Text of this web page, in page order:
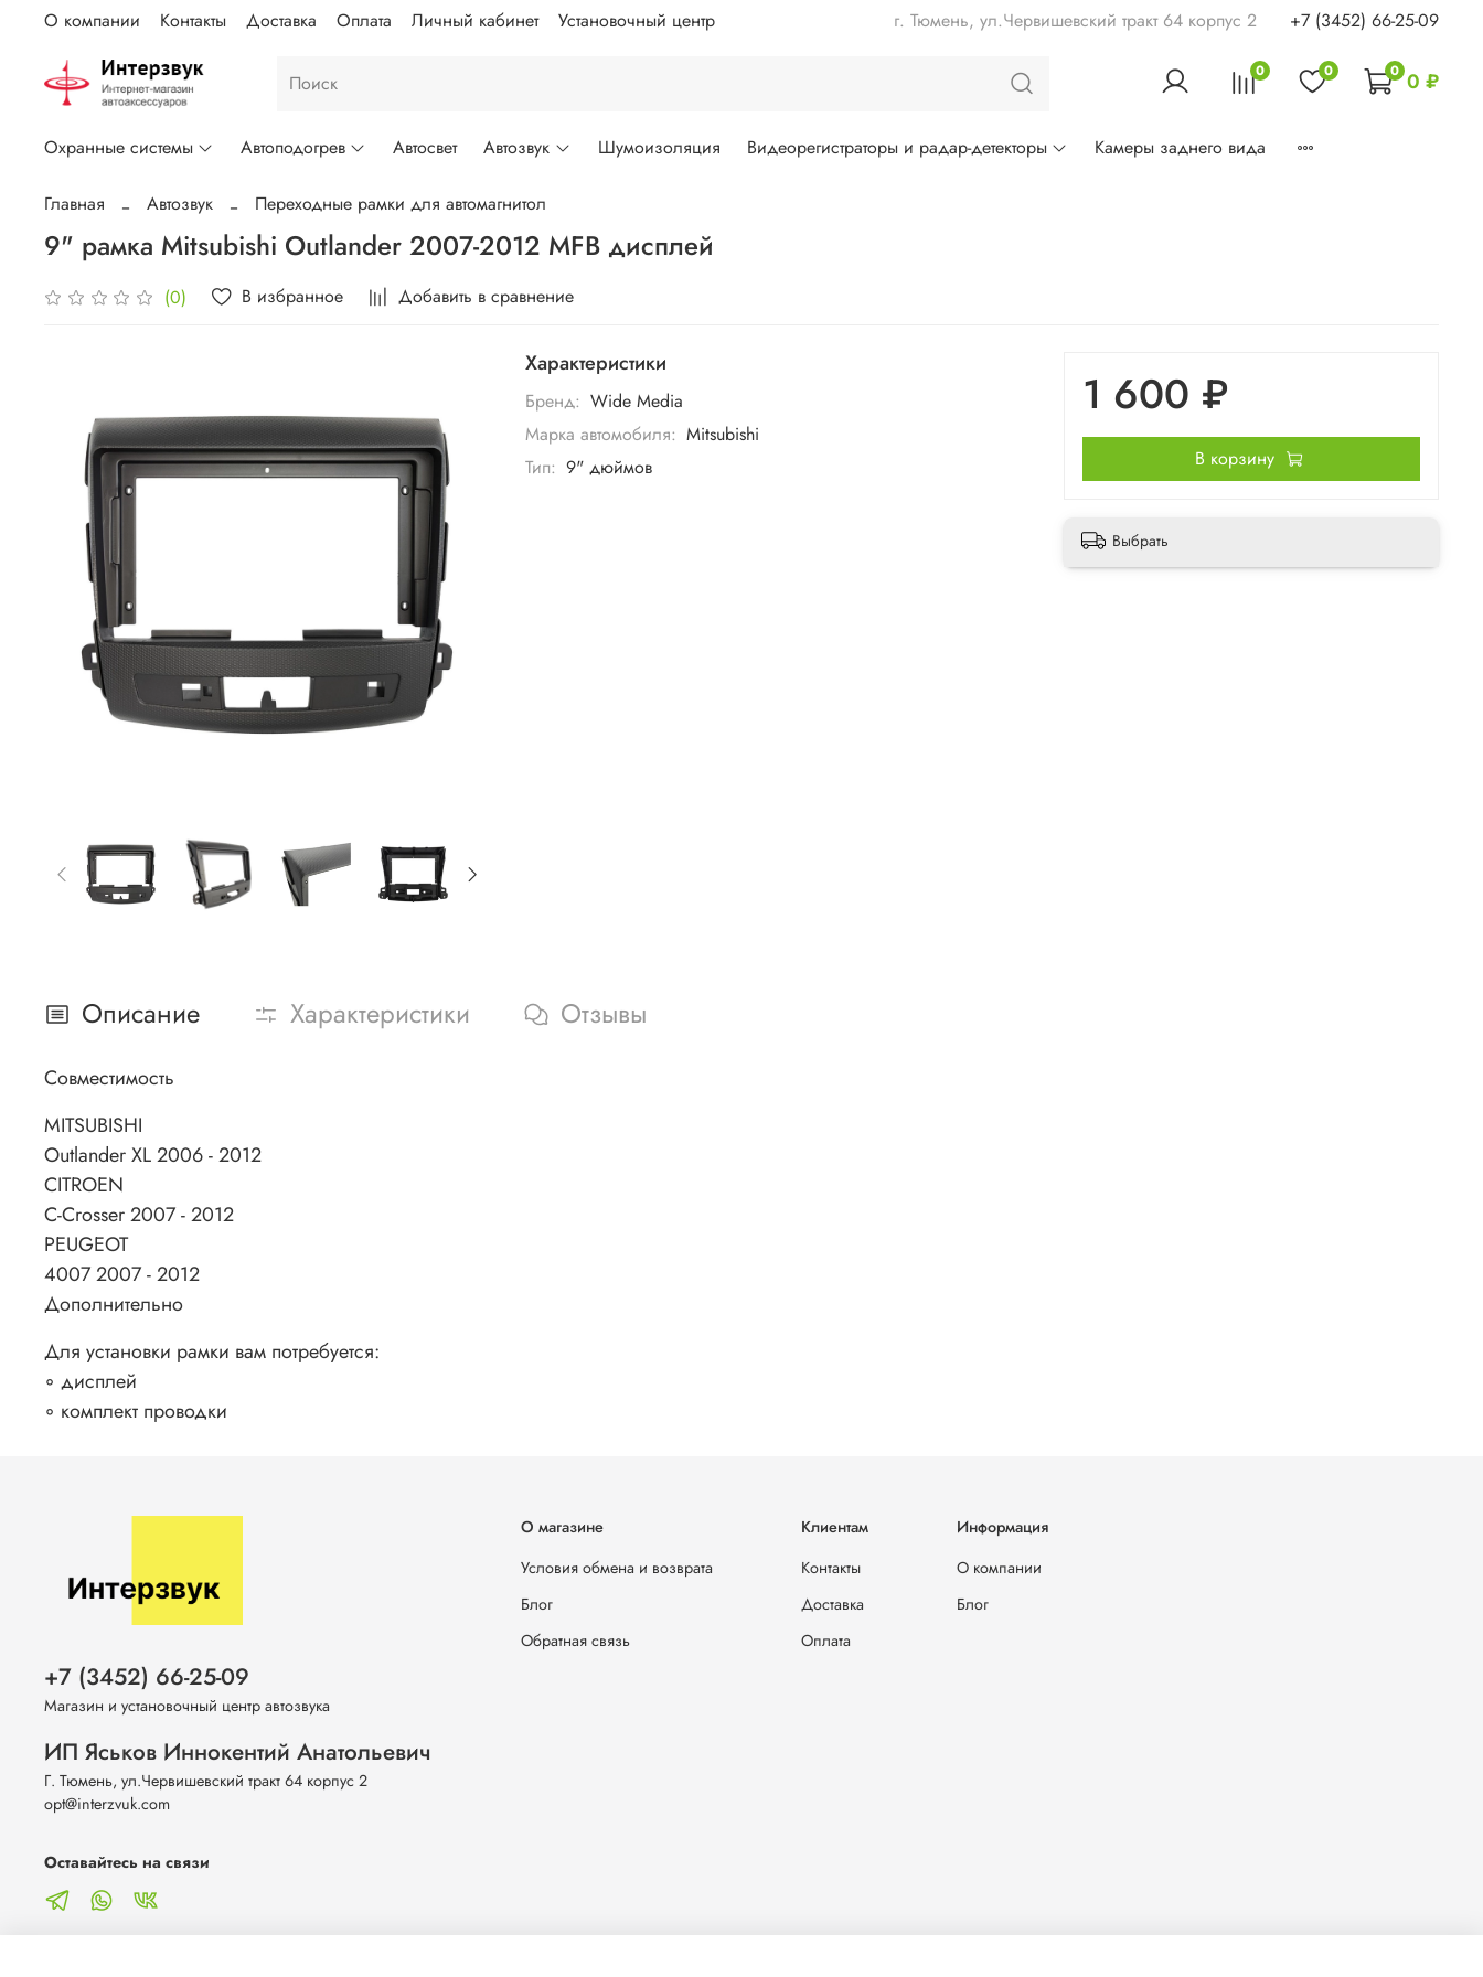
О компании Контакты Доставка Оплата Личный кабинет Установочный центр г. Тюмень, ул.Червишевский тракт 64 корпус 2 +7 (3452) 66-25-09
0 0 0 0 ₽
Охранные системы Автоподогрев Автосвет Автозвук Шумоизоляция Видеорегистраторы и радар-детекторы Камеры заднего вида
Главная Автозвук Переходные рамки для автомагнитол
9" рамка Mitsubishi Outlander 2007-2012 MFB дисплей
(0) В избранное Добавить в сравнение
Характеристики
Бренд: Wide Media
Марка автомобиля: Mitsubishi
Тип: 9" дюймов
1 600 ₽
В корзину
Выбрать
Описание Характеристики Отзывы
Совместимость
MITSUBISHI
Outlander XL 2006 - 2012
CITROEN
C-Crosser 2007 - 2012
PEUGEOT
4007 2007 - 2012
Дополнительно
Для установки рамки вам потребуется:
◦ дисплей
◦ комплект проводки
О магазине
Условия обмена и возврата
Блог
Обратная связь
Клиентам
Контакты
Доставка
Оплата
Информация
О компании
Блог
+7 (3452) 66-25-09
Магазин и установочный центр автозвука
ИП Яськов Иннокентий Анатольевич
Г. Тюмень, ул.Червишевский тракт 64 корпус 2
opt@interzvuk.com
Оставайтесь на связи